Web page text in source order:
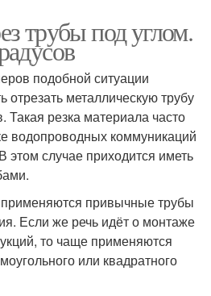
трубы под углом.
подобной ситуации
отрезать металлическую трубу
Такая резка материала часто
водопроводных коммуникаций
этом случае приходится иметь
привычные трубы
Если же речь идёт о монтаже
то чаще применяются
или квадратного